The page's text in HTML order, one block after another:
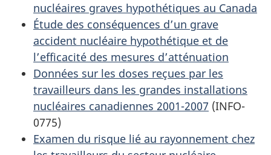
nucléaires graves hypothétiques au Canada
Étude des conséquences d’un grave
accident nucléaire hypothétique et de
l’efficacité des mesures d’atténuation
Données sur les doses reçues par les
travailleurs dans les grandes installations
nucléaires canadiennes 2001-2007 (INFO-
0775)
Examen du risque lié au rayonnement chez